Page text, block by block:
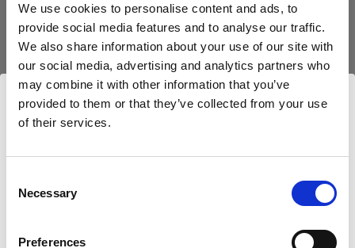
We use cookies to personalise content and ads, to
provide social media features and to analyse our traffic.
We also share information about your use of our site with
our social media, advertising and analytics partners who
may combine it with other information that you’ve
provided to them or that they’ve collected from your use
of their services.
Selection
Necessary
Preferences
Nouspensons
personnelles vers des pays situés en dehors de
l’UE / EEE, nous utilisons les clauses
contractuelles types approuvées par la
Commission européenne afin de garantir un
niveau suffisant de protection de vos données
personnelles. Les clauses contractuelles types
suivant :https://ec.europa.eu/info/strategy/justice-
and-fundamental-rights/data-protection/data-
transfers-outside-eu/model-contracts-transfer-